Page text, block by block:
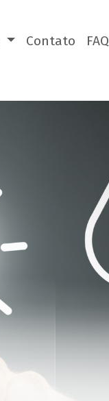
Contato FAQ